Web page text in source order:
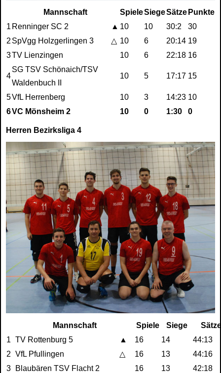
Mannschaft SpieleSiegeSätze Punkte
1 Renninger SC 2 ▲ 10 10 30:2
30
2 SpVgg Holzgerlingen 3 △ 10 6 20:14 19
3TV Lienzingen 10 6 22:18 16
4
SG TSV Schönaich/TSV
Waldenbuch II
10 5 17:17 15
5VfL Herrenberg 10 3 14:23 10
6VC Mönsheim 2 10 0 1:30 0
Herren Bezirksliga 4
Mannschaft Spiele Siege
Sätze
1 TV Rottenburg 5 ▲ 16 14
44:13
2 VfL Pfullingen △ 16 13
44:16
3
Blaubären TSV Flacht 2 16 13
42:18